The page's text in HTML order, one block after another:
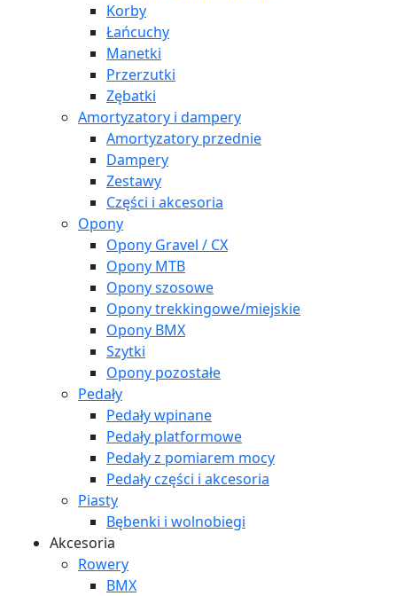
Korby
Łańcuchy
Manetki
Przerzutki
Zębatki
Amortyzatory i dampery
Amortyzatory przednie
Dampery
Zestawy
Części i akcesoria
Opony
Opony Gravel / CX
Opony MTB
Opony szosowe
Opony trekkingowe/miejskie
Opony BMX
Szytki
Opony pozostałe
Pedały
Pedały wpinane
Pedały platformowe
Pedały z pomiarem mocy
Pedały części i akcesoria
Piasty
Bębenki i wolnobiegi
Akcesoria
Rowery
BMX